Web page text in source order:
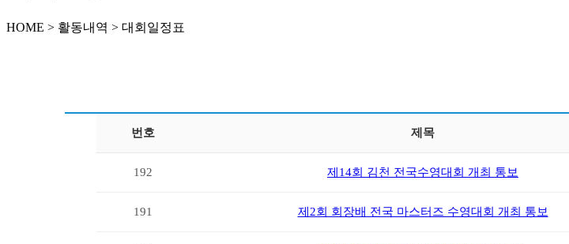
HOME > 활동내역 > 대회일정표
번호 제목
192 제14회 김천 전국수영대회 개최 통보
191 제2회 회장배 전국 마스터즈 수영대회 개최 통보